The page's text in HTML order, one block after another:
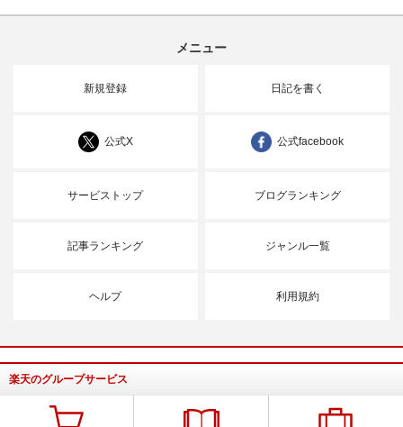
メニュー
新規登録 日記を書く
公式X 公式facebook
サービストップ ブログランキング
記事ランキング ジャンル一覧
ヘルプ 利用規約
楽天のグループサービス